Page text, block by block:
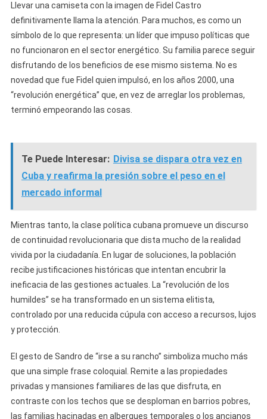
Llevar una camiseta con la imagen de Fidel Castro
definitivamente llama la atención. Para muchos, es como un
símbolo de lo que representa: un líder que impuso políticas que
no funcionaron en el sector energético. Su familia parece seguir
disfrutando de los beneficios de ese mismo sistema. No es
novedad que fue Fidel quien impulsó, en los años 2000, una
“revolución energética” que, en vez de arreglar los problemas,
terminó empeorando las cosas.
Te Puede Interesar: Divisa se dispara otra vez en
Cuba y reafirma la presión sobre el peso en el
mercado informal
Mientras tanto, la clase política cubana promueve un discurso
de continuidad revolucionaria que dista mucho de la realidad
vivida por la ciudadanía. En lugar de soluciones, la población
recibe justificaciones históricas que intentan encubrir la
ineficacia de las gestiones actuales. La “revolución de los
humildes” se ha transformado en un sistema elitista,
controlado por una reducida cúpula con acceso a recursos, lujos
y protección.
El gesto de Sandro de “irse a su rancho” simboliza mucho más
que una simple frase coloquial. Remite a las propiedades
privadas y mansiones familiares de las que disfruta, en
contraste con los techos que se desploman en barrios pobres,
las familias hacinadas en albergues temporales o los ancianos